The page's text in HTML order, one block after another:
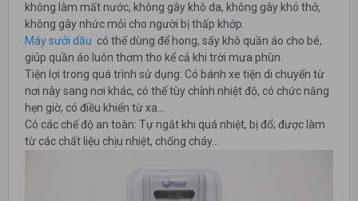
không làm mất nước, không gây khô da, không gây khó thở,
không gây nhức mỏi cho người bị thấp khớp.
Máy sưởi dầu có thể dùng để hong, sấy khô quần áo cho bé,
giúp quần áo luôn thơm tho kể cả khi trời mưa phùn.
Tiện lợi trong quá trình sử dụng: Có bánh xe tiện di chuyển từ
nơi này sang nơi khác, có thể tùy chỉnh nhiệt độ, có chức năng
hẹn giờ, có điều khiển từ xa…
Có các chế độ an toàn: Tự ngắt khi quá nhiệt, bị đổ; được làm
từ các chất liệu chịu nhiệt, chống cháy...